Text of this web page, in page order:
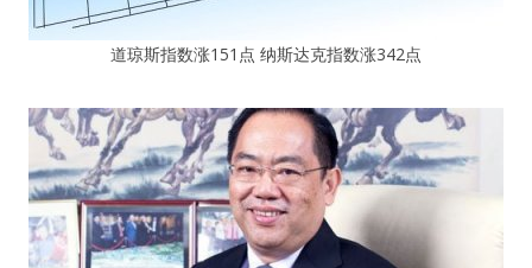
道琼斯指数涨151点 纳斯达克指数涨342点